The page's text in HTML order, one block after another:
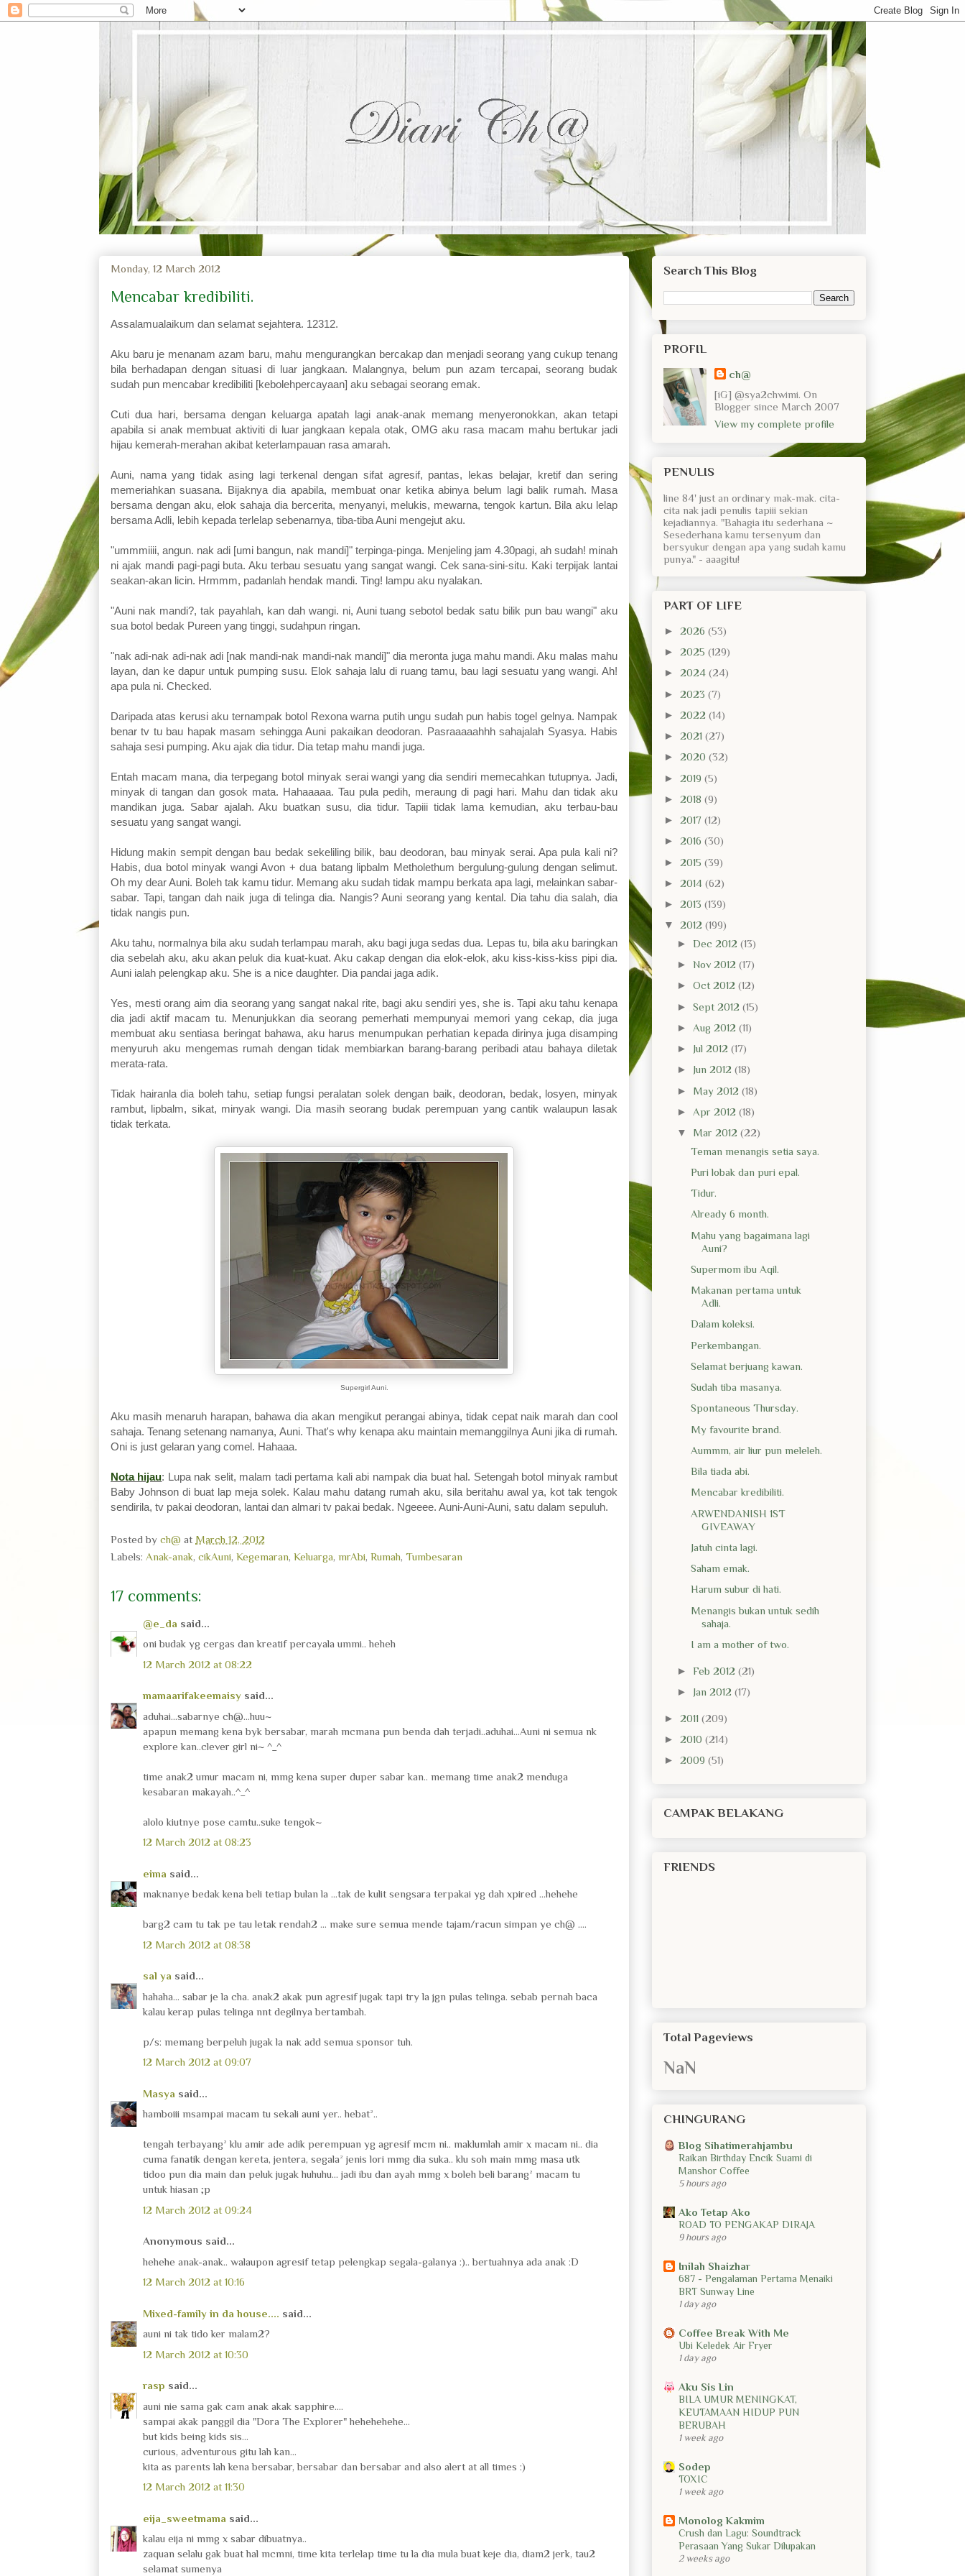
Monday, 12 March 2012
Mencabar kredibiliti.
Assalamualaikum dan selamat sejahtera. 12312.
Aku baru je menanam azam baru, mahu mengurangkan bercakap dan menjadi seorang yang cukup tenang
bila berhadapan dengan situasi di luar jangkaan. Malangnya, belum pun azam tercapai, seorang budak
sudah pun mencabar kredibiliti [kebolehpercayaan] aku sebagai seorang emak.
Cuti dua hari, bersama dengan keluarga apatah lagi anak-anak memang menyeronokkan, akan tetapi
apabila si anak membuat aktiviti di luar jangkaan kepala otak, OMG aku rasa macam mahu bertukar jadi
hijau kemerah-merahan akibat keterlampauan rasa amarah.
Auni, nama yang tidak asing lagi terkenal dengan sifat agresif, pantas, lekas belajar, kretif dan sering
memeriahkan suasana. Bijaknya dia apabila, membuat onar ketika abinya belum lagi balik rumah. Masa
bersama dengan aku, elok sahaja dia bercerita, menyanyi, melukis, mewarna, tengok kartun. Bila aku lelap
bersama Adli, lebih kepada terlelap sebenarnya, tiba-tiba Auni mengejut aku.
"ummmiiii, angun. nak adi [umi bangun, nak mandi]" terpinga-pinga. Menjeling jam 4.30pagi, ah sudah! minah
ni ajak mandi pagi-pagi buta. Aku terbau sesuatu yang sangat wangi. Cek sana-sini-situ. Kaki terpijak lantai
seakan-akan licin. Hrmmm, padanlah hendak mandi. Ting! lampu aku nyalakan.
"Auni nak mandi?, tak payahlah, kan dah wangi. ni, Auni tuang sebotol bedak satu bilik pun bau wangi" aku
sua botol bedak Pureen yang tinggi, sudahpun ringan.
"nak adi-nak adi-nak adi [nak mandi-nak mandi-nak mandi]" dia meronta juga mahu mandi. Aku malas mahu
layan, dan ke dapur untuk pumping susu. Elok sahaja lalu di ruang tamu, bau lagi sesuatu yang wangi. Ah!
apa pula ni. Checked.
Daripada atas kerusi aku ternampak botol Rexona warna putih ungu sudah pun habis togel gelnya. Nampak
benar tv tu bau hapak masam sehingga Auni pakaikan deodoran. Pasraaaaahhh sahajalah Syasya. Habis
sahaja sesi pumping. Aku ajak dia tidur. Dia tetap mahu mandi juga.
Entah macam mana, dia terpegang botol minyak serai wangi yang dia sendiri memecahkan tutupnya. Jadi,
minyak di tangan dan gosok mata. Hahaaaaa. Tau pula pedih, meraung di pagi hari. Mahu dan tidak aku
mandikan juga. Sabar ajalah. Aku buatkan susu, dia tidur. Tapiii tidak lama kemudian, aku terbau-bau
sesuatu yang sangat wangi.
Hidung makin sempit dengan bau bedak sekeliling bilik, bau deodoran, bau minyak serai. Apa pula kali ni?
Habis, dua botol minyak wangi Avon + dua batang lipbalm Metholethum bergulung-gulung dengan selimut.
Oh my dear Auni. Boleh tak kamu tidur. Memang aku sudah tidak mampu berkata apa lagi, melainkan sabar-
sabar. Tapi, tangan dah naik juga di telinga dia. Nangis? Auni seorang yang kental. Dia tahu dia salah, dia
tidak nangis pun.
Aku tahu, normalnya bila aku sudah terlampau marah, aku bagi juga sedas dua. Lepas tu, bila aku baringkan
dia sebelah aku, aku akan peluk dia kuat-kuat. Aku cakap dengan dia elok-elok, aku kiss-kiss-kiss pipi dia.
Auni ialah pelengkap aku. She is a nice daughter. Dia pandai jaga adik.
Yes, mesti orang aim dia seorang yang sangat nakal rite, bagi aku sendiri yes, she is. Tapi aku tahu kenapa
dia jadi aktif macam tu. Menunjukkan dia seorang pemerhati mempunyai memori yang cekap, dia juga
membuat aku sentiasa beringat bahawa, aku harus menumpukan perhatian kepada dirinya juga disamping
menyuruh aku mengemas rumah dengan tidak membiarkan barang-barang peribadi atau bahaya diletak
merata-rata.
Tidak hairanla dia boleh tahu, setiap fungsi peralatan solek dengan baik, deodoran, bedak, losyen, minyak
rambut, lipbalm, sikat, minyak wangi. Dia masih seorang budak perempuan yang cantik walaupun lasak
tidak terkata.
Supergirl Auni.
Aku masih menaruh harapan, bahawa dia akan mengikut perangai abinya, tidak cepat naik marah dan cool
sahaja. Tenang setenang namanya, Auni. That's why kenapa aku maintain memanggilnya Auni jika di rumah.
Oni is just gelaran yang comel. Hahaaa.
Nota hijau: Lupa nak selit, malam tadi pertama kali abi nampak dia buat hal. Setengah botol minyak rambut
Baby Johnson di buat lap meja solek. Kalau mahu datang rumah aku, sila beritahu awal ya, kot tak tengok
sendirila, tv pakai deodoran, lantai dan almari tv pakai bedak. Ngeeee. Auni-Auni-Auni, satu dalam sepuluh.
Posted by ch@ at March 12, 2012
Labels: Anak-anak, cikAuni, Kegemaran, Keluarga, mrAbi, Rumah, Tumbesaran
17 comments:
@e_da said...
oni budak yg cergas dan kreatif percayala ummi.. heheh
12 March 2012 at 08:22
mamaarifakeemaisy said...
aduhai...sabarnye ch@...huu~
apapun memang kena byk bersabar, marah mcmana pun benda dah terjadi..aduhai...Auni ni semua nk
explore kan..clever girl ni~ ^_^
time anak2 umur macam ni, mmg kena super duper sabar kan.. memang time anak2 menduga
kesabaran makayah..^_^
alolo kiutnye pose camtu..suke tengok~
12 March 2012 at 08:23
eima said...
maknanye bedak kena beli tetiap bulan la ...tak de kulit sengsara terpakai yg dah xpired ...hehehe
barg2 cam tu tak pe tau letak rendah2 ... make sure semua mende tajam/racun simpan ye ch@ ....
12 March 2012 at 08:38
sal ya said...
hahaha... sabar je la cha. anak2 akak pun agresif jugak tapi try la jgn pulas telinga. sebab pernah baca
kalau kerap pulas telinga nnt degilnya bertambah.
p/s: memang berpeluh jugak la nak add semua sponsor tuh.
12 March 2012 at 09:07
Masya said...
hamboiii msampai macam tu sekali auni yer.. hebat²..
tengah terbayang² klu amir ade adik perempuan yg agresif mcm ni.. maklumlah amir x macam ni.. dia
cuma fanatik dengan kereta, jentera, segala² jenis lori mmg dia suka.. klu soh main mmg masa utk
tidoo pun dia main dan peluk jugak huhuhu... jadi ibu dan ayah mmg x boleh beli barang² macam tu
untuk hiasan ;p
12 March 2012 at 09:24
Anonymous said...
hehehe anak-anak.. walaupon agresif tetap pelengkap segala-galanya :).. bertuahnya ada anak :D
12 March 2012 at 10:16
Mixed-family in da house.... said...
auni ni tak tido ker malam2?
12 March 2012 at 10:30
rasp said...
auni nie sama gak cam anak akak sapphire....
sampai akak panggil dia "Dora The Explorer" hehehehehe...
but kids being kids sis...
curious, adventurous gitu lah kan...
kita as parents lah kena bersabar, bersabar dan bersabar and also alert at all times :)
12 March 2012 at 11:30
eija_sweetmama said...
kalau eija ni mmg x sabar dibuatnya..
zaquan selalu gak buat hal mcmni, time kita terlelap time tu la dia mula buat keje dia, diam2 jerk, tau2
selamat sumenya
Search This Blog
PROFIL
ch@
[iG] @sya2chwimi. On
Blogger since March 2007
View my complete profile
PENULIS
line 84' just an ordinary mak-mak. cita-
cita nak jadi penulis tapiii sekian
kejadiannya. "Bahagia itu sederhana ~
Sesederhana kamu tersenyum dan
bersyukur dengan apa yang sudah kamu
punya." - aaagitu!
PART OF LIFE
► 2026 (53)
► 2025 (129)
► 2024 (24)
► 2023 (7)
► 2022 (14)
► 2021 (27)
► 2020 (32)
► 2019 (5)
► 2018 (9)
► 2017 (12)
► 2016 (30)
► 2015 (39)
► 2014 (62)
► 2013 (139)
▼ 2012 (199)
► Dec 2012 (13)
► Nov 2012 (17)
► Oct 2012 (12)
► Sept 2012 (15)
► Aug 2012 (11)
► Jul 2012 (17)
► Jun 2012 (18)
► May 2012 (18)
► Apr 2012 (18)
▼ Mar 2012 (22)
Teman menangis setia saya.
Puri lobak dan puri epal.
Tidur.
Already 6 month.
Mahu yang bagaimana lagi
Auni?
Supermom ibu Aqil.
Makanan pertama untuk
Adli.
Dalam koleksi.
Perkembangan.
Selamat berjuang kawan.
Sudah tiba masanya.
Spontaneous Thursday.
My favourite brand.
Aummm, air liur pun meleleh.
Bila tiada abi.
Mencabar kredibiliti.
ARWENDANISH 1ST
GIVEAWAY
Jatuh cinta lagi.
Saham emak.
Harum subur di hati.
Menangis bukan untuk sedih
sahaja.
I am a mother of two.
► Feb 2012 (21)
► Jan 2012 (17)
► 2011 (209)
► 2010 (214)
► 2009 (51)
CAMPAK BELAKANG
FRIENDS
Total Pageviews
NaN
CHINGURANG
Blog Sihatimerahjambu
Raikan Birthday Encik Suami di
Manshor Coffee
5 hours ago
Ako Tetap Ako
ROAD TO PENGAKAP DIRAJA
9 hours ago
Inilah Shaizhar
687 - Pengalaman Pertama Menaiki
BRT Sunway Line
1 day ago
Coffee Break With Me
Ubi Keledek Air Fryer
1 day ago
Aku Sis Lin
BILA UMUR MENINGKAT,
KEUTAMAAN HIDUP PUN
BERUBAH
1 week ago
Sodep
TOXIC
1 week ago
Monolog Kakmim
Crush dan Lagu: Soundtrack
Perasaan Yang Sukar Dilupakan
2 weeks ago